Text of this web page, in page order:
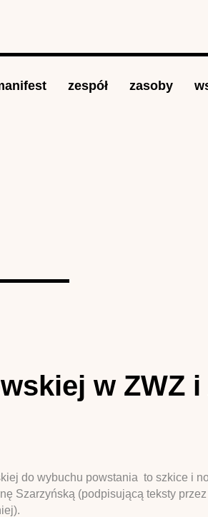
zespół zasoby
w ZWZ
do wybuchu powstania to szkice i
Szarzyńską (podpisującą teksty